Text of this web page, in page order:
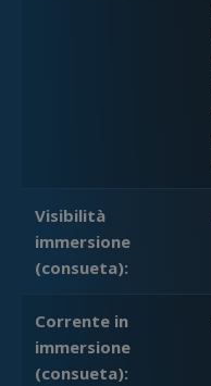
Visibilità
immersione
(consueta):
Corrente in
immersione
(consueta):